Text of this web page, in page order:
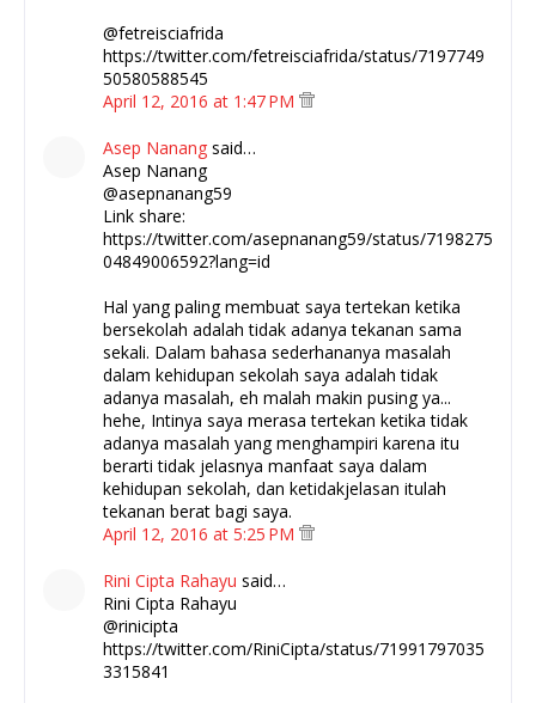
@fetreisciafrida
https://twitter.com/fetreisciafrida/status/7197749
50580588545
April 12, 2016 at 1:47 PM
Asep Nanang said…
Asep Nanang
@asepnanang59
Link share:
https://twitter.com/asepnanang59/status/7198275
04849006592?lang=id
Hal yang paling membuat saya tertekan ketika
bersekolah adalah tidak adanya tekanan sama
sekali. Dalam bahasa sederhananya masalah
dalam kehidupan sekolah saya adalah tidak
adanya masalah, eh malah makin pusing ya...
hehe, Intinya saya merasa tertekan ketika tidak
adanya masalah yang menghampiri karena itu
berarti tidak jelasnya manfaat saya dalam
kehidupan sekolah, dan ketidakjelasan itulah
tekanan berat bagi saya.
April 12, 2016 at 5:25 PM
Rini Cipta Rahayu said…
Rini Cipta Rahayu
@rinicipta
https://twitter.com/RiniCipta/status/71991797035
3315841